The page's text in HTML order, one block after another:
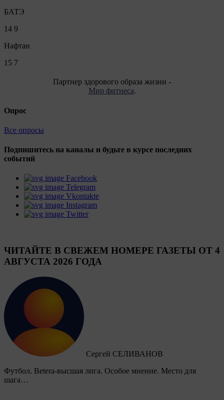
БАТЭ
14 9
Нафтан
15 7
Партнер здорового образа жизни -
Мир фитнеса.
Опрос
Все опросы
Подпишитесь на каналы и будьте в курсе последних
событий
Facebook
Telegram
Vkontakte
Instagram
Twitter
ЧИТАЙТЕ В СВЕЖЕМ НОМЕРЕ ГАЗЕТЫ ОТ 4
АВГУСТА 2026 ГОДА
Сергей СЕЛИВАНОВ
Футбол. Betera-высшая лига. Особое мнение. Место для
шага…